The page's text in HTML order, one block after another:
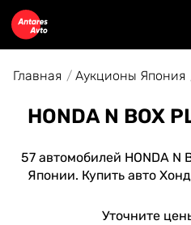
Главная Аукционы Япония
HONDA N BOX
57 автомобилей HONDA N
Японии. Купить авто
Уточните